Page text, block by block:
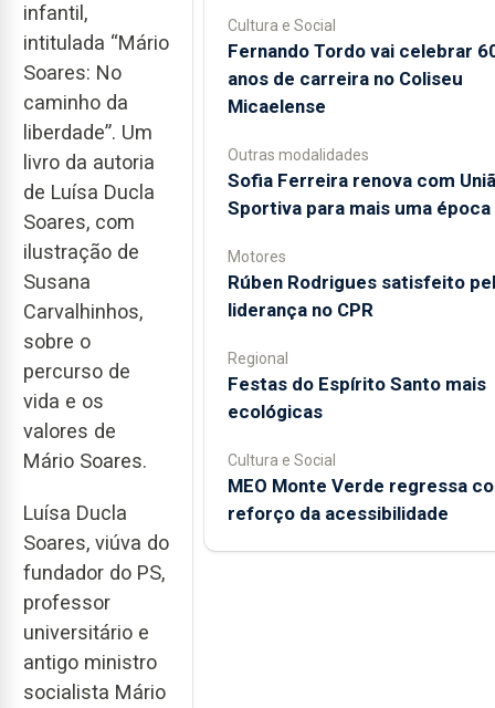
infantil,
intitulada “Mário
Soares: No
caminho da
liberdade”. Um
livro da autoria
de Luísa Ducla
Soares, com
ilustração de
Susana
Carvalhinhos,
sobre o
percurso de
vida e os
valores de
Mário Soares.
Luísa Ducla
Soares, viúva do
fundador do PS,
professor
universitário e
antigo ministro
socialista Mário
Cultura e Social
Fernando Tordo vai celebrar
anos de carreira no Coliseu
Micaelense
Outras modalidades
Sofia Ferreira renova com
Sportiva para mais uma época
Motores
Rúben Rodrigues satisfeito
liderança no CPR
Regional
Festas do Espírito Santo mais
ecológicas
Cultura e Social
MEO Monte Verde regressa
reforço da acessibilidade